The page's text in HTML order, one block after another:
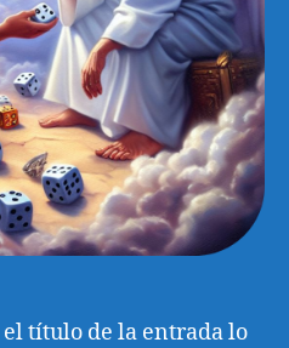
el título de la entrada lo